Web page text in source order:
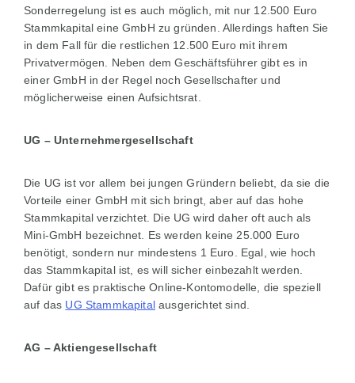
Sonderregelung ist es auch möglich, mit nur 12.500 Euro
Stammkapital eine GmbH zu gründen. Allerdings haften Sie
in dem Fall für die restlichen 12.500 Euro mit ihrem
Privatvermögen. Neben dem Geschäftsführer gibt es in
einer GmbH in der Regel noch Gesellschafter und
möglicherweise einen Aufsichtsrat.
UG – Unternehmergesellschaft
Die UG ist vor allem bei jungen Gründern beliebt, da sie die
Vorteile einer GmbH mit sich bringt, aber auf das hohe
Stammkapital verzichtet. Die UG wird daher oft auch als
Mini-GmbH bezeichnet. Es werden keine 25.000 Euro
benötigt, sondern nur mindestens 1 Euro. Egal, wie hoch
das Stammkapital ist, es will sicher einbezahlt werden.
Dafür gibt es praktische Online-Kontomodelle, die speziell
auf das UG Stammkapitalausgerichtet sind.
AG – Aktiengesellschaft